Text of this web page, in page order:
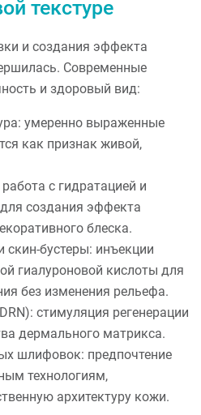
текстуре
и создания эффекта
Современные
и здоровый вид:
умеренно выраженные
как признак живой,
с гидратацией и
создания эффекта
блеска.
скин-бустеры: инъекции
гиалуроновой кислоты для
без изменения рельефа.
стимуляция регенерации
дермального матрикса.
шлифовок: предпочтение
технологиям,
архитектуру кожи.